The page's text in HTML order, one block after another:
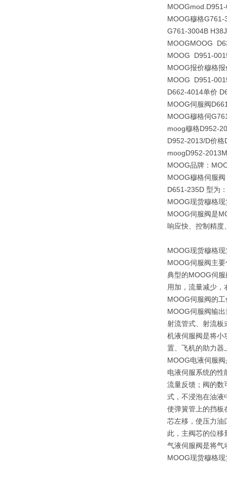
MOOG
MOOG穆格
G761-3004B
MOOGMOOG
MOOG D951-
MOOG报价穆格
MOOG D951-
D662-4014单价
MOOG伺服阀
MOOG穆格伺
moog穆格D952-
D952-2013/D价
moogD952-
MOOG品牌：
MOOG穆格伺服
D651-235D 型为
MOOG现货穆格
MOOG伺服阀是
响应快、控制精度
MOOG现货穆格
MOOG伺服阀主
典型的MOOG伺
用加，流量减少
MOOG伺服阀的
MOOG伺服阀输
射流管式、射流板
机液伺服阀是将小
置、飞机的助力器
MOOG电液伺服
电液伺服系统的性
流量反馈；阀的数
式，不浸泡在油液
使弹簧管上的挡板
芯左移，使压力油
此，主阀芯的位移
气液伺服阀是将气
MOOG现货穆格